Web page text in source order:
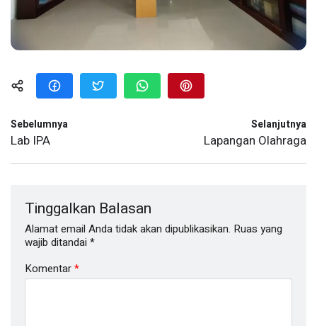
Sebelumnya
Lab IPA
Selanjutnya
Lapangan Olahraga
Tinggalkan Balasan
Alamat email Anda tidak akan dipublikasikan. Ruas yang
wajib ditandai *
Komentar*